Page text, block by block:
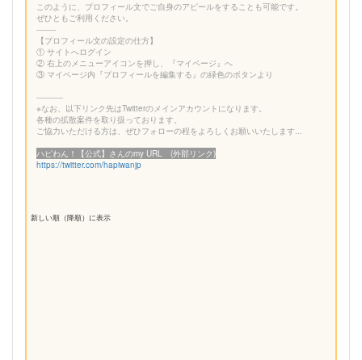
このように、プロフィール文でご自身のアピールをすることも可能です。
ぜひともご利用ください。
--------
【プロフィール文の設定の仕方】
① サイトへログイン
② 右上のメニューアイコンを押し、『マイページ』へ
③ マイページ内『プロフィールを編集する』の緑色のボタンより
-----------
※なお、以下リンク先はTwitterのメインアカウントになります。
各種の拡散案件を取り扱っております。
ご協力いただける方は、ぜひフォローの程をよろしくお願いいたします...
ハピわん！【公式】さんのmy URL (外部リンク)
https://twitter.com/hapiwanjp
新しい順（降順）に表示